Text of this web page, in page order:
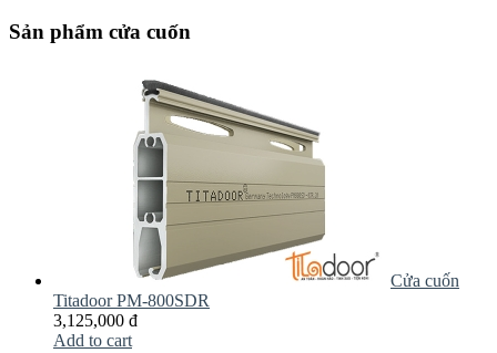
Sản phẩm cửa cuốn
Cửa cuốn
Titadoor PM-800SDR
3,125,000 đ
Add to cart